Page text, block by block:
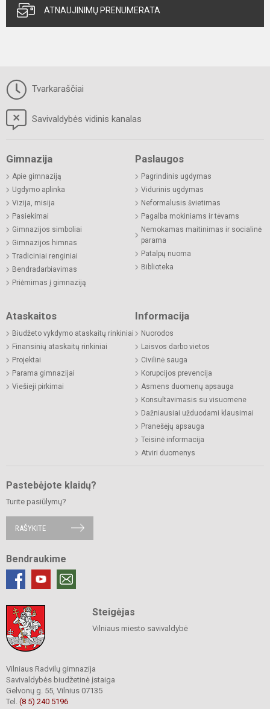
ATNAUJINIMŲ PRENUMERATA
Tvarkaraščiai
Savivaldybės vidinis kanalas
Gimnazija
Apie gimnaziją
Ugdymo aplinka
Vizija, misija
Pasiekimai
Gimnazijos simboliai
Gimnazijos himnas
Tradiciniai renginiai
Bendradarbiavimas
Priėmimas į gimnaziją
Paslaugos
Pagrindinis ugdymas
Vidurinis ugdymas
Neformalusis švietimas
Pagalba mokiniams ir tėvams
Nemokamas maitinimas ir socialinė
parama
Patalpų nuoma
Biblioteka
Ataskaitos
Biudžeto vykdymo ataskaitų rinkiniai
Finansinių ataskaitų rinkiniai
Projektai
Parama gimnazijai
Viešieji pirkimai
Informacija
Nuorodos
Laisvos darbo vietos
Civilinė sauga
Korupcijos prevencija
Asmens duomenų apsauga
Konsultavimasis su visuomene
Dažniausiai užduodami klausimai
Pranešėjų apsauga
Teisinė informacija
Atviri duomenys
Pastebėjote klaidų?
Turite pasiūlymų?
RAŠYKITE
Bendraukime
Steigėjas
Vilniaus miesto savivaldybė
Vilniaus Radvilų gimnazija
Savivaldybės biudžetinė įstaiga
Gelvonų g. 55, Vilnius 07135
Tel. (8 5) 240 5196